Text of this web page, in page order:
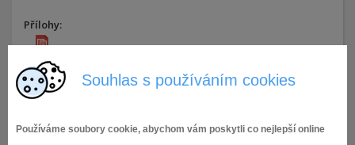
Souhlas s používáním cookies
Používáme soubory cookie, abychom vám poskytli co nejlepší online
Přílohy:
RO16 -2018-RMČ